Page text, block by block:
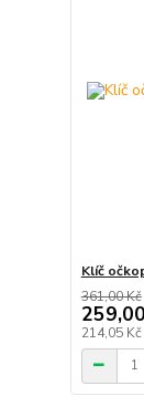
Klíč
361,00 Kč
214,05 Kč